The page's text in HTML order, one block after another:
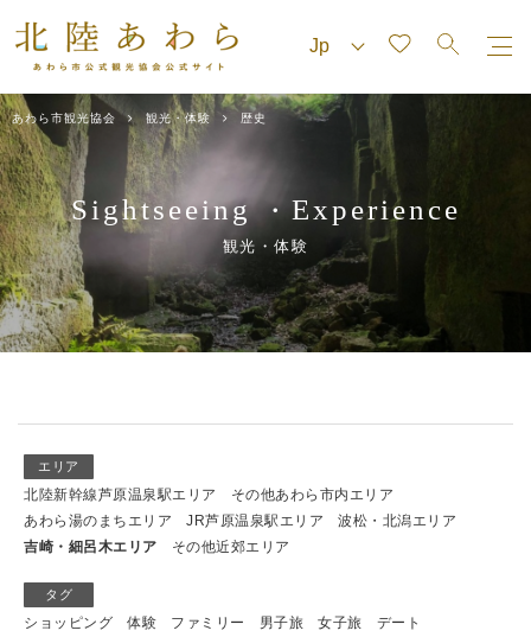
あわら市観光協会 観光・体験 歴史
Sightseeing・ Experience
観光・体験
エリア
北陸新幹線芦原温泉駅エリア
その他あわら市内エリア
あわら湯のまちエリア
JR芦原温泉駅エリア
波松・北潟エリア
吉崎・細呂木エリア
その他近郊エリア
タグ
ショッピング 体験 ファミリー 男子旅 女子旅
デート